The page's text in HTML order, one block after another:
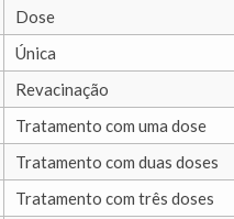
Dose
Única
Revacinação
Tratamento com uma dose
Tratamento com duas doses
Tratamento com três doses